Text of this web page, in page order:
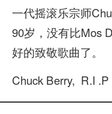
一代摇滚乐宗师
90岁，没有比Mos
好的致敬歌曲了。
Chuck Berry, R.I .P